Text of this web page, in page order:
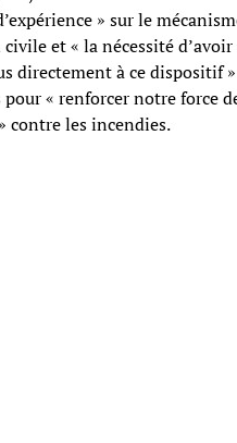
» sur le
et « la nécessité d’avoir
directement à ce dispositif
pour « renforcer notre force
contre les incendies.